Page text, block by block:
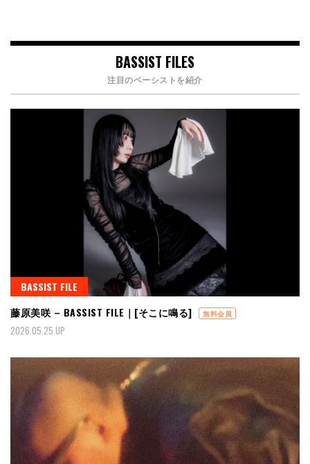
BASSIST FILES
注目のベーシストを紹介
BASSIST FILE
藤原美咲 – BASSIST FILE｜[そこに鳴る]
無料会員
2026.05.25 UP